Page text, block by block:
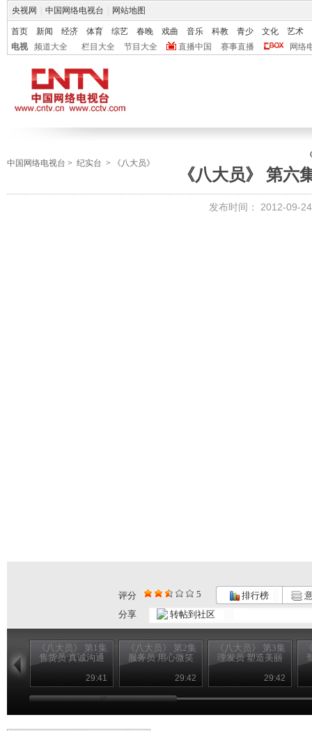
央视网 中国网络电视台 网站地图
首页 新闻 经济 体育 综艺 春晚 戏曲 音乐 科教 青少 文化
艺术
电视
频道大全 栏目大全 节目大全 直播中国 赛事直播 网络
中国网络电视台 > 纪实台 > 《八大员》
《八大员》 第六
发布时间： 2012-09-
评分 5 排行榜
分享
转帖到社区
《八大员》 第1集
售货员 真诚沟通
29:41
《八大员》 第2集
服务员 用心微笑
29:42
《八大员》 第3集
理发员 塑造美丽
29:42